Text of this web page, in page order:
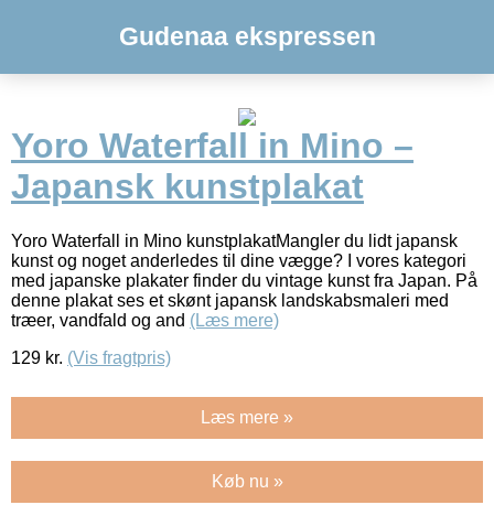
Gudenaa ekspressen
Yoro Waterfall in Mino –
Japansk kunstplakat
Yoro Waterfall in Mino kunstplakatMangler du lidt japansk
kunst og noget anderledes til dine vægge? I vores kategori
med japanske plakater finder du vintage kunst fra Japan. På
denne plakat ses et skønt japansk landskabsmaleri med
træer, vandfald og and (Læs mere)
129 kr. (Vis fragtpris)
Læs mere »
Køb nu »